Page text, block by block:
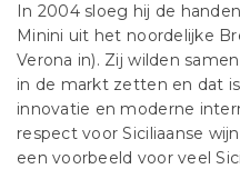
In 2004 sloeg hij de
Minini uit het noordelijke
Verona in). Zij wilden
in de markt zetten en dat
innovatie en moderne
respect voor Siciliaanse
een voorbeeld voor veel